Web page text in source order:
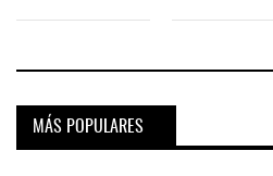
MÁS POPULARES